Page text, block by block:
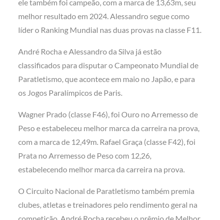
ele também foi campeão, com a marca de 13,63m, seu
melhor resultado em 2024. Alessandro segue como
líder o Ranking Mundial nas duas provas na classe F11.
André Rocha e Alessandro da Silva já estão
classificados para disputar o Campeonato Mundial de
Paratletismo, que acontece em maio no Japão, e para
os Jogos Paralímpicos de Paris.
Wagner Prado (classe F46), foi Ouro no Arremesso de
Peso e estabeleceu melhor marca da carreira na prova,
com a marca de 12,49m. Rafael Graça (classe F42), foi
Prata no Arremesso de Peso com 12,26,
estabelecendo melhor marca da carreira na prova.
O Circuito Nacional de Paratletismo também premia
clubes, atletas e treinadores pelo rendimento geral na